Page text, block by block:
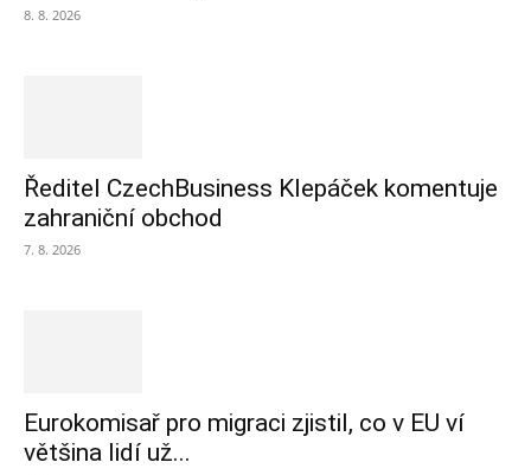
8. 8. 2026
Ředitel CzechBusiness Klepáček komentuje
zahraniční obchod
7. 8. 2026
Eurokomisař pro migraci zjistil, co v EU ví
většina lidí už...